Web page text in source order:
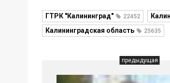
ГТРК "Калининград" 22452
Калининградская область 25635
предыдущая